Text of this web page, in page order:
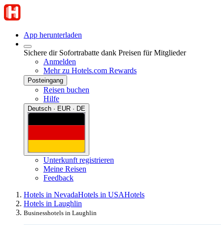
App herunterladen
Sichere dir Sofortrabatte dank Preisen für Mitglieder
Anmelden
Mehr zu Hotels.com Rewards
Posteingang
Reisen buchen
Hilfe
Deutsch · EUR · DE
Unterkunft registrieren
Meine Reisen
Feedback
Hotels in NevadaHotels in USAHotels
Hotels in Laughlin
Businesshotels in Laughlin